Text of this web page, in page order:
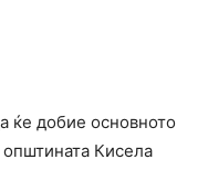
ќе добие основното
Кисела